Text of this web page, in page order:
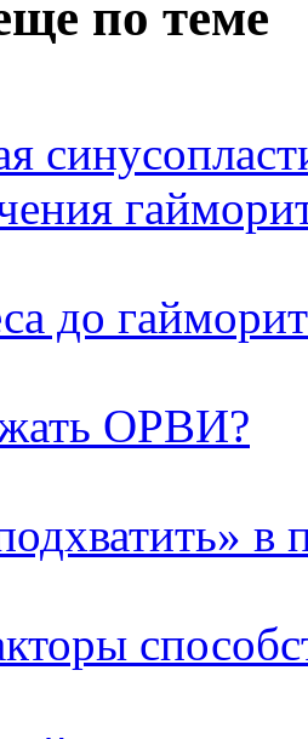
по теме
до
ОРВИ?
в